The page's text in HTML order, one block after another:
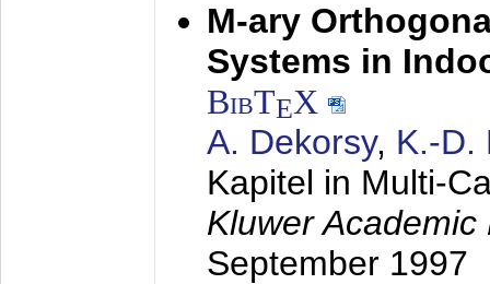
M-ary
Systems in
BibTEX
A. Dekorsy, K.-D.
Kapitel in Multi-
Kluwer
September 1997